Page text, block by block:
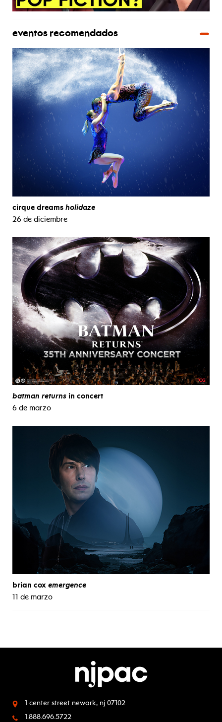
eventos recomendados
cirque dreams holidaze
26 de diciembre
batman returns in concert
6 de marzo
brian cox emergence
11 de marzo
1 center street newark, nj 07102
1.888.696.5722